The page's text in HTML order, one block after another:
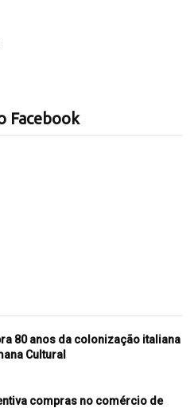
Facebook
80 anos da colonização italiana
Cultural
compras no comércio de